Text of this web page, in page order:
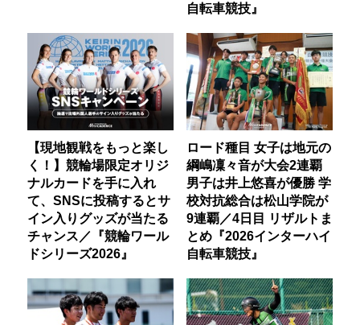
自転車競技』
【現地観戦をもっと楽し
く！】競輪場限定オリジ
ナルカードを手に入れ
て、SNSに投稿するとサ
イン入りグッズが当たる
チャンス／『競輪ワール
ドシリーズ2026』
ロード種目 女子は地元の
綱嶋凜々音が大会2連覇
男子は井上悠喜が優勝 学
校対抗総合は松山学院が
9連覇／4日目 リザルトま
とめ『2026インターハイ
自転車競技』